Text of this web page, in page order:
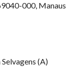
000, Manaus
(A)